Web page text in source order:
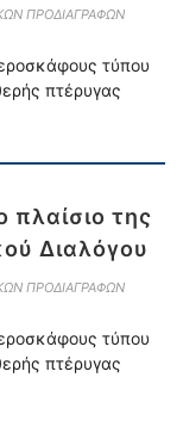
ΠΡΟΔΙΑΓΡΑΦΩΝ
τύπου
πτέρυγας
της
Διαλόγου
ΠΡΟΔΙΑΓΡΑΦΩΝ
τύπου
πτέρυγας